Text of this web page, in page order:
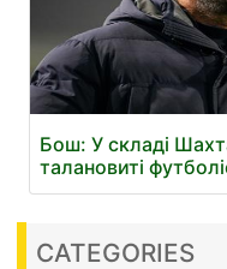
Бош: У складі
талановиті
CATEGORIES